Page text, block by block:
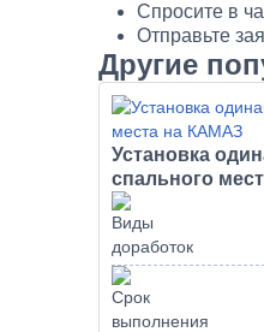
Спросите в
Отправьте
Другие
Установка
спального